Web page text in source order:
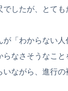
でしたが、とても
が「わからない人
らなさそうなこ
いながら、進行